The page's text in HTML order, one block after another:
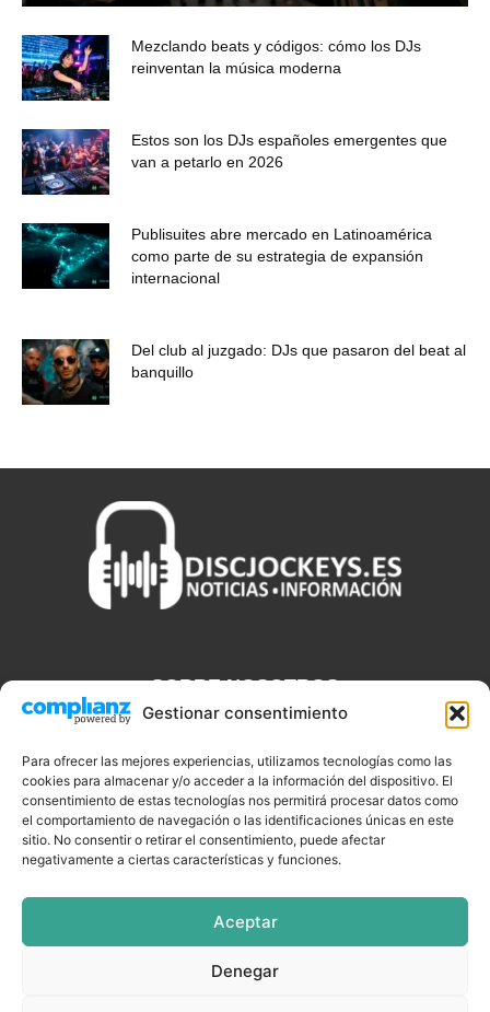
Gestionar consentimiento
Para ofrecer las mejores experiencias, utilizamos tecnologías como las
cookies para almacenar y/o acceder a la información del dispositivo. El
consentimiento de estas tecnologías nos permitirá procesar datos como
el comportamiento de navegación o las identificaciones únicas en este
sitio. No consentir o retirar el consentimiento, puede afectar
negativamente a ciertas características y funciones.
Aceptar
Denegar
Mezclando beats y códigos: cómo los DJs
reinventan la música moderna
Estos son los DJs españoles emergentes que
van a petarlo en 2026
Publisuites abre mercado en Latinoamérica
como parte de su estrategia de expansión
internacional
Del club al juzgado: DJs que pasaron del beat al
banquillo
SOBRE NOSOTROS
que necesitas saber sobre noticias, novedades, tecnologías y
aplicaciones que te ayudaran a ser un mejor Djs.
SÍGUENOS